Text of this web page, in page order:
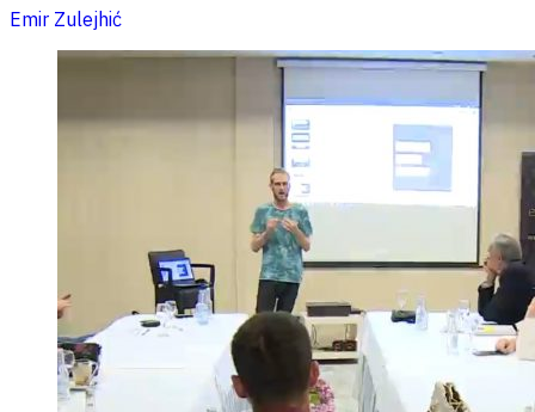
Emir Zulejhić